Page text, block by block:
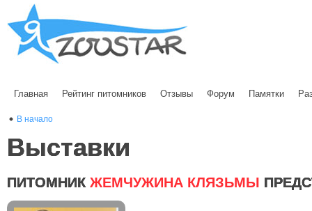
Главная Рейтинг питомников Отзывы Форум Памятки
В начало
Выставки
ПИТОМНИК ЖЕМЧУЖИНА КЛЯЗЬМЫ